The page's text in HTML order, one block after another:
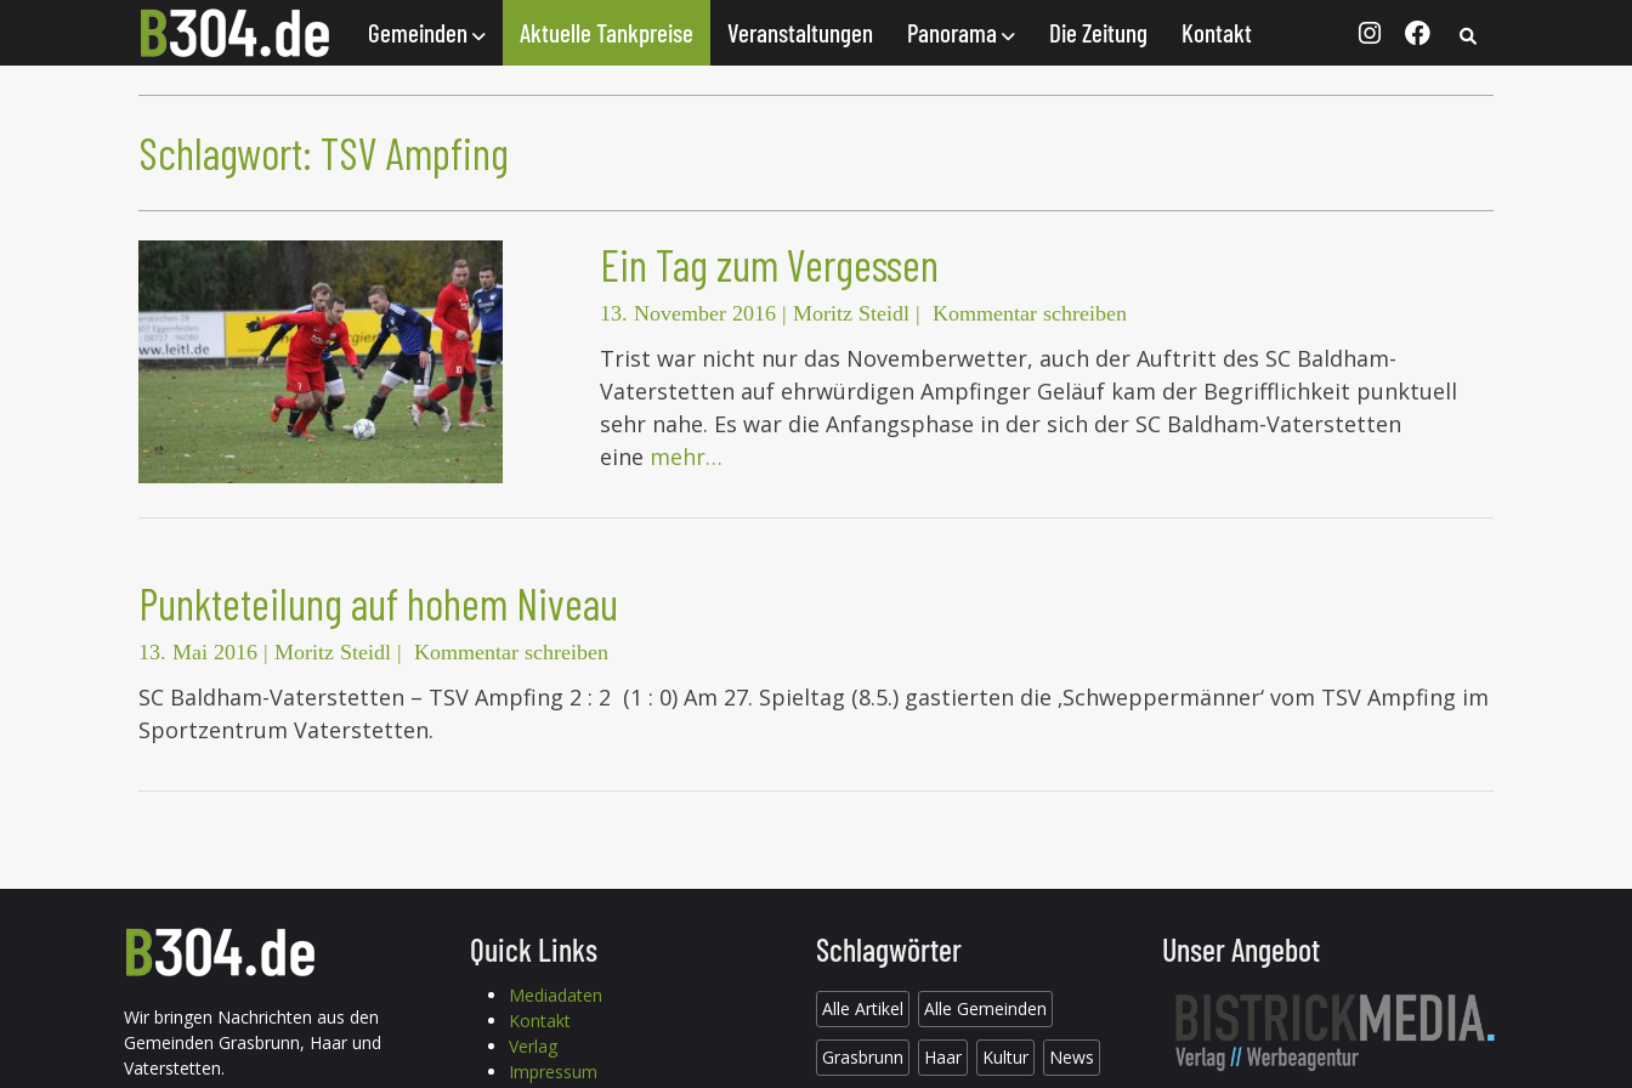
Gemeinden Aktuelle Tankpreise Veranstaltungen Panorama Die Zeitung Kontakt
Schlagwort: TSV Ampfing
Ein Tag zum Vergessen
13. November 2016 | Moritz Steidl | Kommentar schreiben
Trist war nicht nur das Novemberwetter, auch der Auftritt des SC Baldham-
Vaterstetten auf ehrwürdigen Ampfinger Geläuf kam der Begrifflichkeit punktuell
sehr nahe. Es war die Anfangsphase in der sich der SC Baldham-Vaterstetten
eine mehr…
Punkteteilung auf hohem Niveau
13. Mai 2016 | Moritz Steidl | Kommentar schreiben
SC Baldham-Vaterstetten – TSV Ampfing 2 : 2 (1 : 0) Am 27. Spieltag (8.5.) gastierten die ‚Schweppermänner‘ vom TSV Ampfing im
Sportzentrum Vaterstetten.
Wir bringen Nachrichten aus den
Gemeinden Grasbrunn, Haar und
Vaterstetten.
Quick Links
Mediadaten
Kontakt
Verlag
Impressum
Schlagwörter
Alle Artikel Alle Gemeinden
Grasbrunn Haar Kultur News
Unser Angebot